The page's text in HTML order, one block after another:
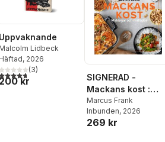
Uppvaknande
Malcolm Lidbeck
Häftad, 2026
utav 5 stjärnor. Totalt antal röster:
(3)
200 kr
SIGNERAD -
Mackans kost :
Middagar och
matlådor
Marcus Frank
Inbunden, 2026
269 kr